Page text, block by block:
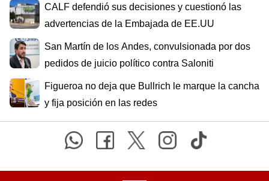
CALF defendió sus decisiones y cuestionó las
advertencias de la Embajada de EE.UU
San Martín de los Andes, convulsionada por dos
pedidos de juicio político contra Saloniti
Figueroa no deja que Bullrich le marque la cancha
y fija posición en las redes